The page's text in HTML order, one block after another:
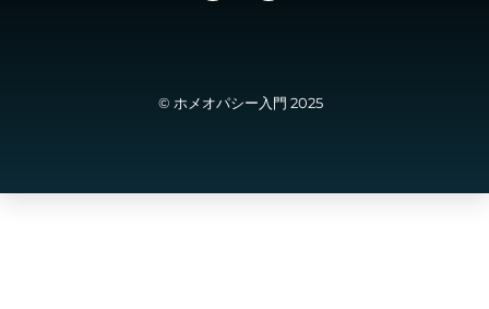
© ホメオパシー入門 2025